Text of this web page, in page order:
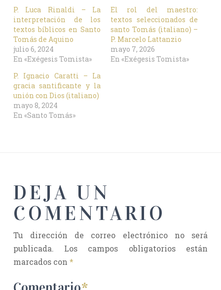
P. Luca Rinaldi – La
interpretación de los
textos bíblicos en Santo
Tomás de Aquino
julio 6, 2024
En «Exégesis Tomista»
El rol del maestro:
textos seleccionados de
santo Tomás (italiano) –
P. Marcelo Lattanzio
mayo 7, 2026
En «Exégesis Tomista»
P. Ignacio Caratti – La
gracia santificante y la
unión con Dios (italiano)
mayo 8, 2024
En «Santo Tomás»
DEJA UN
COMENTARIO
Tu dirección de correo electrónico no será
publicada.
Los campos obligatorios están
marcados con *